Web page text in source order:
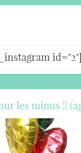
id="2"]
les minus !!